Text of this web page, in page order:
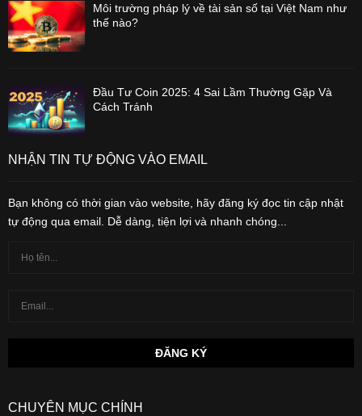
Môi trường pháp lý về tài sản số tại Việt Nam như
thế nào?
Đầu Tư Coin 2025: 4 Sai Lầm Thường Gặp Và
Cách Tránh
NHẬN TIN TỰ ĐỘNG VÀO EMAIL
Bạn không có thời gian vào website, hãy đăng ký đọc tin cập nhật
tự động qua email. Dễ dàng, tiện lợi và nhanh chóng...
CHUYÊN MỤC CHÍNH